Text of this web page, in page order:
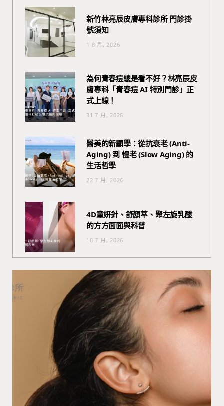
新竹林亮辰皮膚專科診所 門診掛
號須知
1 8 月, 2026
為何青春痘總是看不好？林亮辰皮
膚專科「青春痘 AI 特別門診」正
式上線！
31 7 月, 2026
醫美的新顯學：從抗衰老 (Anti-
Aging) 到 慢老 (Slow Aging) 的
生活哲學
22 7 月, 2026
4D童妍針、舒顏萃、聚左旋乳酸
的方方面面與科普
10 7 月, 2026